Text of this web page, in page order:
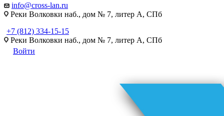
info@cross-lan.ru
Реки Волковки наб., дом № 7, литер А, СПб
+7 (812) 334-15-15
Реки Волковки наб., дом № 7, литер А, СПб
Войти